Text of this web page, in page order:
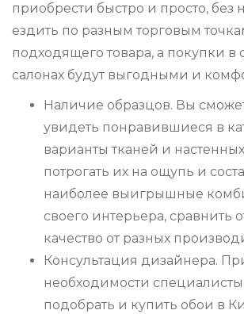
приобрести быстро и просто, без
ездить по разным торговым
подходящего товара, а покупки
салонах будут выгодными и
Наличие образцов. Вы
увидеть понравившиеся в
варианты тканей и
потрогать их на ощупь и
наиболее выигрышные
своего интерьера, сравнить
качество от разных
Консультация дизайнера.
необходимости специалисты
подобрать и купить обои в